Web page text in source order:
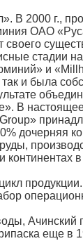
В 2000 г.,
ОАО
своего
стадии
и
и была
В
дочерняя
Ачинский
еще в